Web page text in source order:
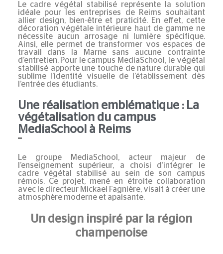
Le cadre végétal stabiliséreprésente la solution
idéale pour les entreprises de
Reims souhaitant
allier design, bien-être et praticité. En effet, cette
décoration végétale intérieure haut de gamme ne
nécessite aucun arrosage ni lumière spécifique.
Ainsi, elle permet de transformer vos espaces de
travail dans la
Marnesans aucune contrainte
d’entretien. Pour le campus MediaSchool , le végétal
stabilisé apporte une touche de nature durable qui
sublime l’identité visuelle de l’établissement dès
l’entrée des étudiants.
Une réalisation emblématique : La
végétalisation du campus
MediaSchool à Reims
Le groupe MediaSchool , acteur majeur de
l’enseignement supérieur, a choisi d’intégrer le
cadre végétal stabiliséau sein de son campus
rémois. Ce projet, mené en étroite collaboration
avec le directeur Mickael Fagnière, visait à créer une
atmosphère moderne et apaisante.
Un design inspiré par la région
champenoise